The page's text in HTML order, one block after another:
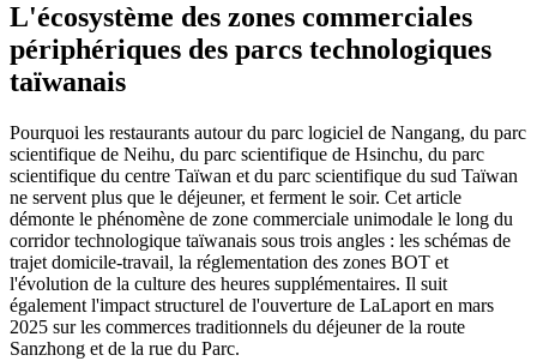
L'écosystème des zones commerciales
périphériques des parcs technologiques
taïwanais
Pourquoi les restaurants autour du parc logiciel de Nangang, du parc
scientifique de Neihu, du parc scientifique de Hsinchu, du parc
scientifique du centre Taïwan et du parc scientifique du sud Taïwan
ne servent plus que le déjeuner, et ferment le soir. Cet article
démonte le phénomène de zone commerciale unimodale le long du
corridor technologique taïwanais sous trois angles : les schémas de
trajet domicile-travail, la réglementation des zones BOT et
l'évolution de la culture des heures supplémentaires. Il suit
également l'impact structurel de l'ouverture de LaLaport en mars
2025 sur les commerces traditionnels du déjeuner de la route
Sanzhong et de la rue du Parc.